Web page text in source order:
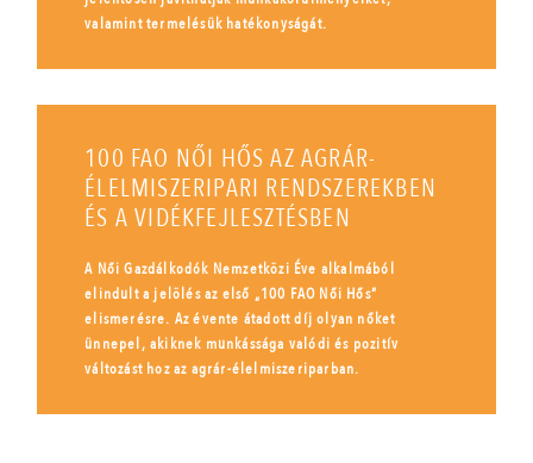
valamint termelésük hatékonyságát.
100 FAO NŐI HŐS AZ AGRÁR-
ÉLELMISZERIPARI RENDSZEREKBEN
ÉS A VIDÉKFEJLESZTÉSBEN
A Női Gazdálkodók Nemzetközi Éve alkalmából
elindult a jelölés az első „100 FAO Női Hős”
elismerésre. Az évente átadott díj olyan nőket
ünnepel, akiknek munkássága valódi és pozitív
változást hoz az agrár-élelmiszeriparban.